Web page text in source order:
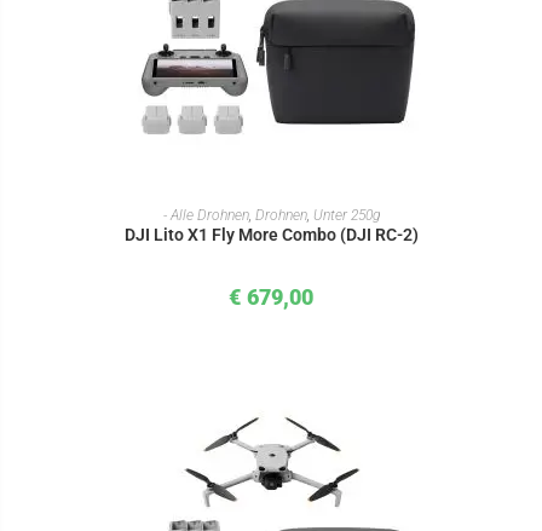
IN DEN WARENKORB
- Alle Drohnen, Drohnen, Unter 250g
DJI Lito X1 Fly More Combo (DJI RC-2)
€ 679,00